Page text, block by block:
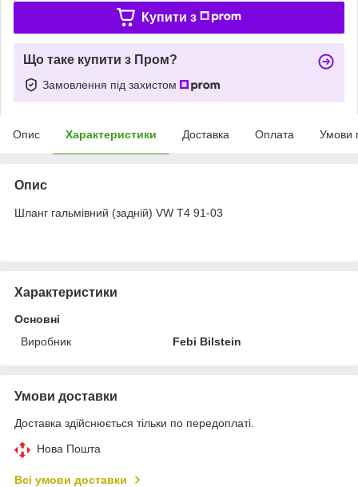
Купити з
Що таке купити з Пром?
Замовлення під захистом
Опис Характеристики Доставка Оплата Умови
Опис
Шланг гальмівний (задній) VW T4 91-03
Характеристики
Основні
Виробник
Febi Bilstein
Умови доставки
Доставка здійснюється тільки по передоплаті.
Нова Пошта
Всі умови доставки